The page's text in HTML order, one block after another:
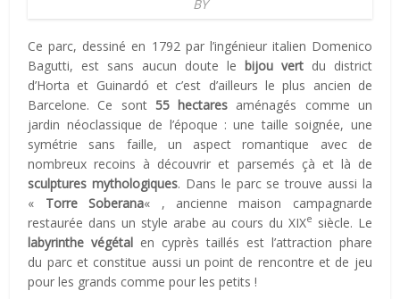
BY
Ce parc, dessiné en 1792 par l’ingénieur italien Domenico
Bagutti, est sans aucun doute le bijou vertdu district
d’Horta et Guinardó et c’est d’ailleurs le plus ancien de
Barcelone. Ce sont 55 hectares aménagés comme un
jardin néoclassique de l’époque : une taille soignée, une
symétrie sans faille, un aspect romantique avec de
nombreux recoins à découvrir et parsemés çà et là de
sculptures mythologiques. Dans le parc se trouve aussi la
« Torre Soberana« , ancienne maison campagnarde
restaurée dans un style arabe au cours du XIXe siècle. Le
labyrinthe végétal en cyprès taillés est l’attraction phare
du parc et constitue aussi un point de rencontre et de jeu
pour les grands comme pour les petits !